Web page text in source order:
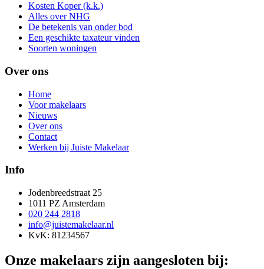
Kosten Koper (k.k.)
Alles over NHG
De betekenis van onder bod
Een geschikte taxateur vinden
Soorten woningen
Over ons
Home
Voor makelaars
Nieuws
Over ons
Contact
Werken bij Juiste Makelaar
Info
Jodenbreedstraat 25
1011 PZ Amsterdam
020 244 2818
info@juistemakelaar.nl
KvK: 81234567
Onze makelaars zijn aangesloten bij: